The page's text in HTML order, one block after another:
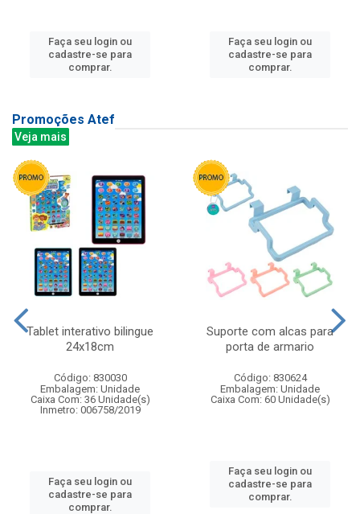
Faça seu login ou
cadastre-se para
comprar.
Faça seu login ou
cadastre-se para
comprar.
Promoções Atef
Veja mais
Tablet interativo bilingue
24x18cm
Código: 830030
Embalagem: Unidade
Caixa Com: 36 Unidade(s)
Inmetro: 006758/2019
Faça seu login ou
cadastre-se para
comprar.
Suporte com alcas para
porta de armario
Código: 830624
Embalagem: Unidade
Caixa Com: 60 Unidade(s)
Faça seu login ou
cadastre-se para
comprar.